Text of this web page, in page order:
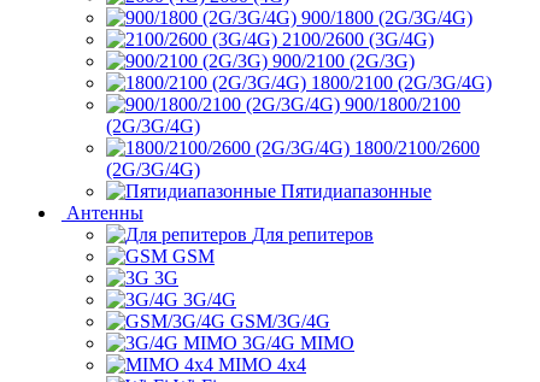
900/1800 (2G/3G/4G)
2100/2600 (3G/4G)
900/2100 (2G/3G)
1800/2100 (2G/3G/4G)
900/1800/2100
(2G/3G/4G)
1800/2100/2600
(2G/3G/4G)
Пятидиапазонные
Антенны
Для репитеров
GSM
3G
3G/4G
GSM/3G/4G
3G/4G MIMO
MIMO 4x4